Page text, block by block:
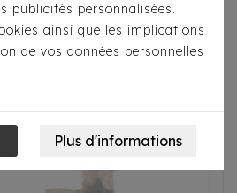
publicités personnalisées.
ainsi que les implications
de vos données personnelles